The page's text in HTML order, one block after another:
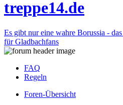
treppe14.de
Es gibt nur eine wahre Borussia -
für Gladbachfans
FAQ
Regeln
Foren-Übersicht